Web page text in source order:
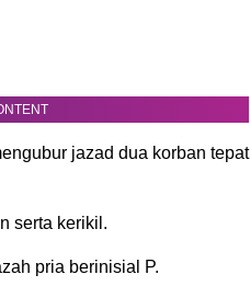
jazad dua korban tepat
serta kerikil.
pria berinisial P.